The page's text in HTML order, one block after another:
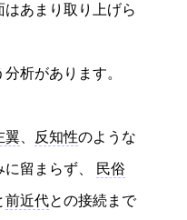
あまり取り上げら
析があります。
翼 反知性のような
に留まらず、 民俗
前近代との接続まで